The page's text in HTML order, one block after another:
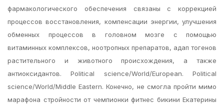
фармакологического обеспечения связаны с коррекцией
процессов восстановления, компенсации энергии, улучшения
обменных процессов в головном мозге с помощью
витаминных комплексов, ноотропных препаратов, адап тогенов
растительного и животного происхождения, а также
антиоксидантов. Political science/World/European. Political
science/World/Middle Eastern. Конечно, не смогла пройти мимо
марафона стройности от чемпионки фитнес бикини Екатерины